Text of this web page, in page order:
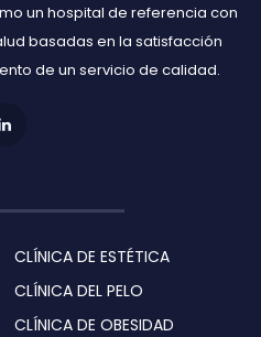
un hospital de referencia con
basadas en la satisfacción
de un servicio de calidad.
CLÍNICA DE ESTÉTICA
CLÍNICA DEL PELO
CLÍNICA DE OBESIDAD